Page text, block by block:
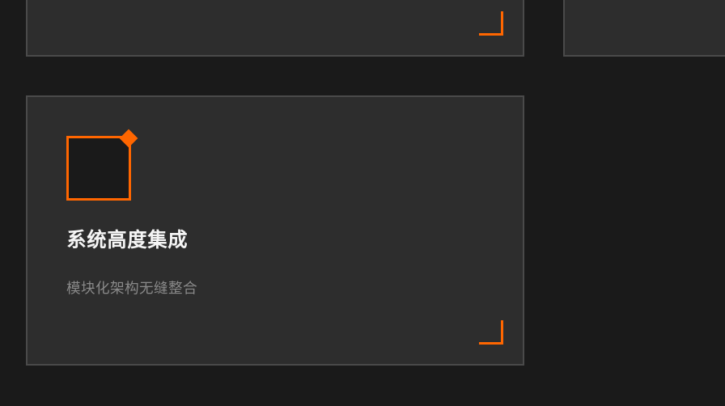
系统高度集成
模块化架构无缝整合